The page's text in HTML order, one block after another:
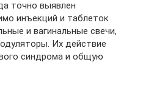
точно выявлен
инъекций и таблеток
и вагинальные свечи,
Их действие
синдрома и общую